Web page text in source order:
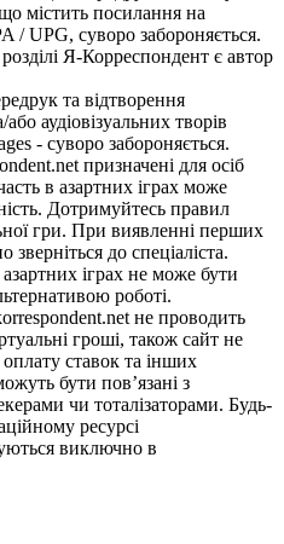
містить посилання на
/ UPG, суворо забороняється.
Я-Корреспондент є автор
та відтворення
аудіовізуальних творів
- суворо забороняється.
призначені для осіб
в азартних іграх може
Дотримуйтесь правил
гри. При виявленні перших
зверніться до спеціаліста.
іграх не може бути
роботі.
не проводить
гроші, також сайт не
ставок та інших
бути пов’язані з
чи тоталізаторами. Будь-
ресурсі
виключно в